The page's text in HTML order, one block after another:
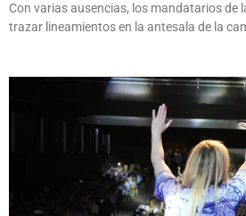
Con varias ausencias, los mandatarios de
trazar lineamientos en la antesala de la